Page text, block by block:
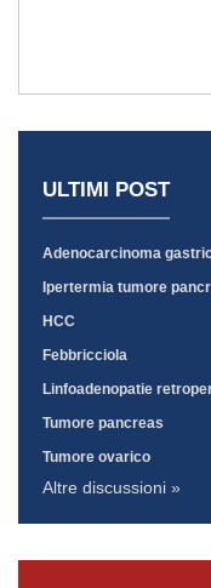
ULTIMI POST
Adenocarcinoma
Ipertermia tumore
HCC
Febbricciola
Linfoadenopatie
Tumore pancreas
Tumore ovarico
Altre discussioni »